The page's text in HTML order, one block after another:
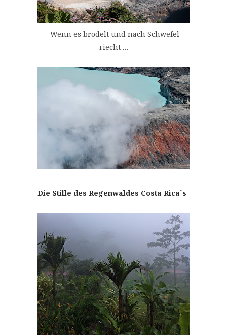
Wenn es brodelt und nach Schwefel
riecht …
Die Stille des Regenwaldes Costa Rica`s